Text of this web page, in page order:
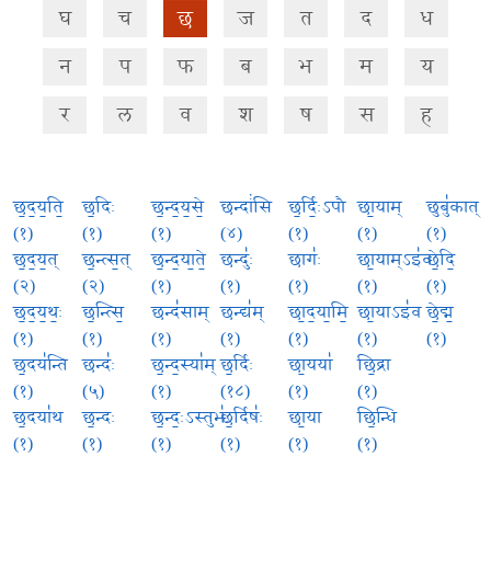
घ च छ ज त द ध
न प फ ब भ म य
र ल व श ष स ह
छ॒द॒य॒ति॒
(१)
छ॒द॒य॒त्
(२)
छ॒द॒य॒थः॒
(१)
छ॒दय॑न्ति
(१)
छ॒दया॑थ
(१)
छ॒दिः
(१)
छ॒न्त्स॒त्
(२)
छ॒न्त्सि॒
(१)
छन्दः॑
(५)
छ॒न्दः
(१)
छ॒न्द॒य॒से॒
(१)
छ॒न्द॒या॒ते॒
(१)
छन्द॑साम्
(१)
छ॒न्द॒स्या॑म्
(१)
छ॒न्दः॒ऽस्तुभः॑
(१)
छन्दां॑सि
(४)
छन्दुः॑
(१)
छन्द्य॑म्
(१)
छ॒र्दिः
(१८)
छ॒र्दिषः॑
(१)
छ॒र्दिः॒ऽपौ
(१)
छागः॑
(१)
छा॒द॒या॒मि॒
(१)
छा॒यया॑
(१)
छा॒या
(१)
छा॒याम्
(१)
छा॒याम्ऽइ॑व
(१)
छा॒याऽइ॑व
(१)
छि॒द्रा
(१)
छि॒न्धि
(१)
छुबु॑कात्
(१)
छे॒दि॒
(१)
छे॒द्म॒
(१)